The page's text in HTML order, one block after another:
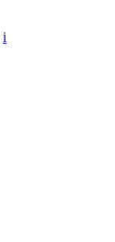
i